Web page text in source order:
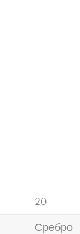
20
Сребро